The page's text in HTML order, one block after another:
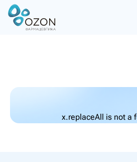
x.replaceAll is not a